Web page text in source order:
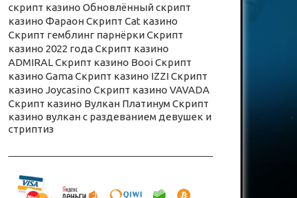
скрипт казино Обновлённый скрипт
казино ФараонСкрипт Cat казино
Скрипт гемблинг парнёркиСкрипт
казино 2022 годаСкрипт казино
ADMIRALСкрипт казино BooiСкрипт
казино GamaСкрипт казино IZZIСкрипт
казино Joycasino Скрипт казино VAVADA
Скрипт казино Вулкан ПлатинумСкрипт
казино вулкан с раздеванием девушек и
стриптиз